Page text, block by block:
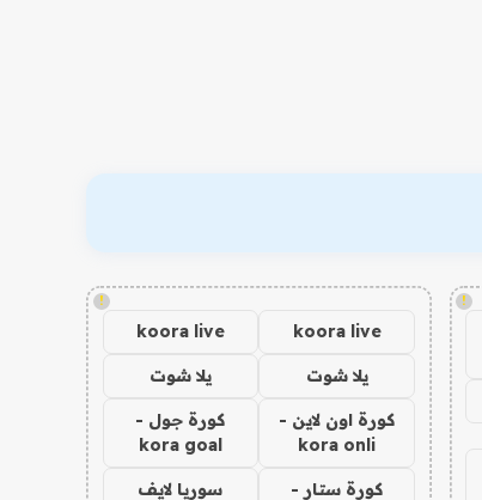
!
!
koora live
koora live
يلا شوت يلا شوت
كورة اون لاين -
kora onli
كورة جول -
kora goal
كورة ستار -
سوريا لايف